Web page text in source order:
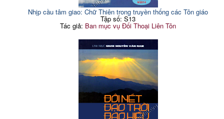
Nhịp cầu tâm giao: Chữ Thiên trong truyền thống các Tôn giáo
Tập số: S13
Tác giả: Ban mục vụ Đối Thoại Liên Tôn